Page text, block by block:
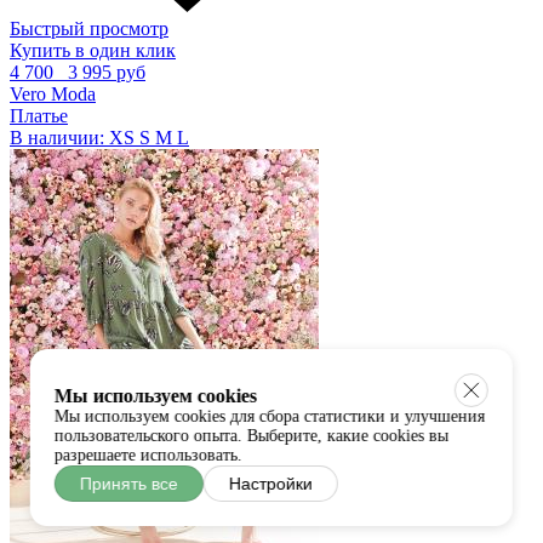
Быстрый просмотр
Купить в один клик
4 700
3 995 руб
Vero Moda
Платье
В наличии: XS S M L
Мы используем cookies
Мы используем cookies для сбора статистики и улучшения
пользовательского опыта. Выберите, какие cookies вы
разрешаете использовать.
Принять все Настройки